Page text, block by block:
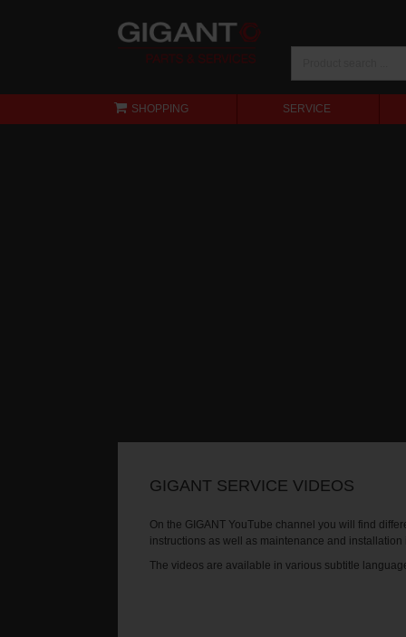
SHOPPING SERVICE
GIGANT SERVICE VIDEOS
On the GIGANT YouTube channel you will find
instructions as well as maintenance and
The videos are available in various subtitle